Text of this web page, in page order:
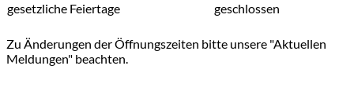
gesetzliche Feiertage
geschlossen
Zu Änderungen der Öffnungszeiten bitte unsere "Aktuellen
Meldungen" beachten.